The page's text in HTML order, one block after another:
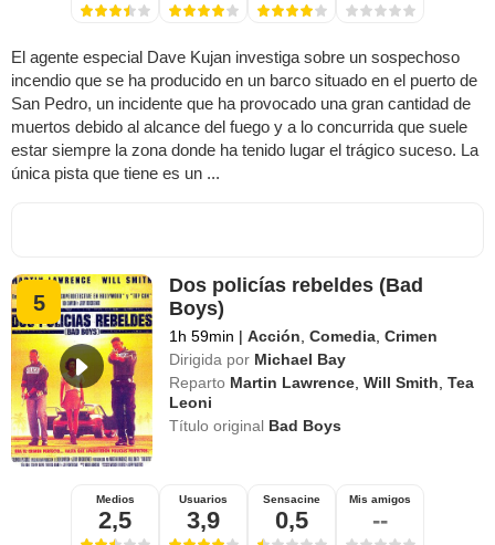
El agente especial Dave Kujan investiga sobre un sospechoso
incendio que se ha producido en un barco situado en el puerto de
San Pedro, un incidente que ha provocado una gran cantidad de
muertos debido al alcance del fuego y a lo concurrida que suele
estar siempre la zona donde ha tenido lugar el trágico suceso. La
única pista que tiene es un ...
5
Dos policías rebeldes (Bad
Boys)
1h 59min | Acción ,Comedia ,Crimen
Dirigida por Michael Bay
Reparto Martin Lawrence ,Will Smith ,Tea
Leoni
Título original Bad Boys
Medios
2,5
Usuarios
3,9
Sensacine
0,5
Mis amigos
--